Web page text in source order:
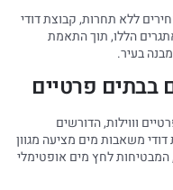
ללא תחרות, קבוצת דודי
הללו, תוך התאמת
בעיר.
בבתים פרטיים
וווילות, הדורשים
משאבות מים מציעה מגוון
לחץ מים אופטימלי